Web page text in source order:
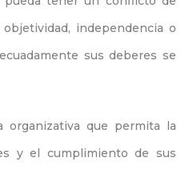
independencia o
sus deberes se
organizativa que permita la
y el cumplimiento de sus